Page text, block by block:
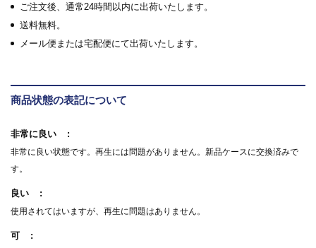
ご注文後、通常24時間以内に出荷いたします。
送料無料。
メール便または宅配便にて出荷いたします。
商品状態の表記について
非常に良い
非常に良い状態です。再生には問題がありません。新品ケースに交換済みで
す。
良い
使用されてはいますが、再生に問題はありません。
可